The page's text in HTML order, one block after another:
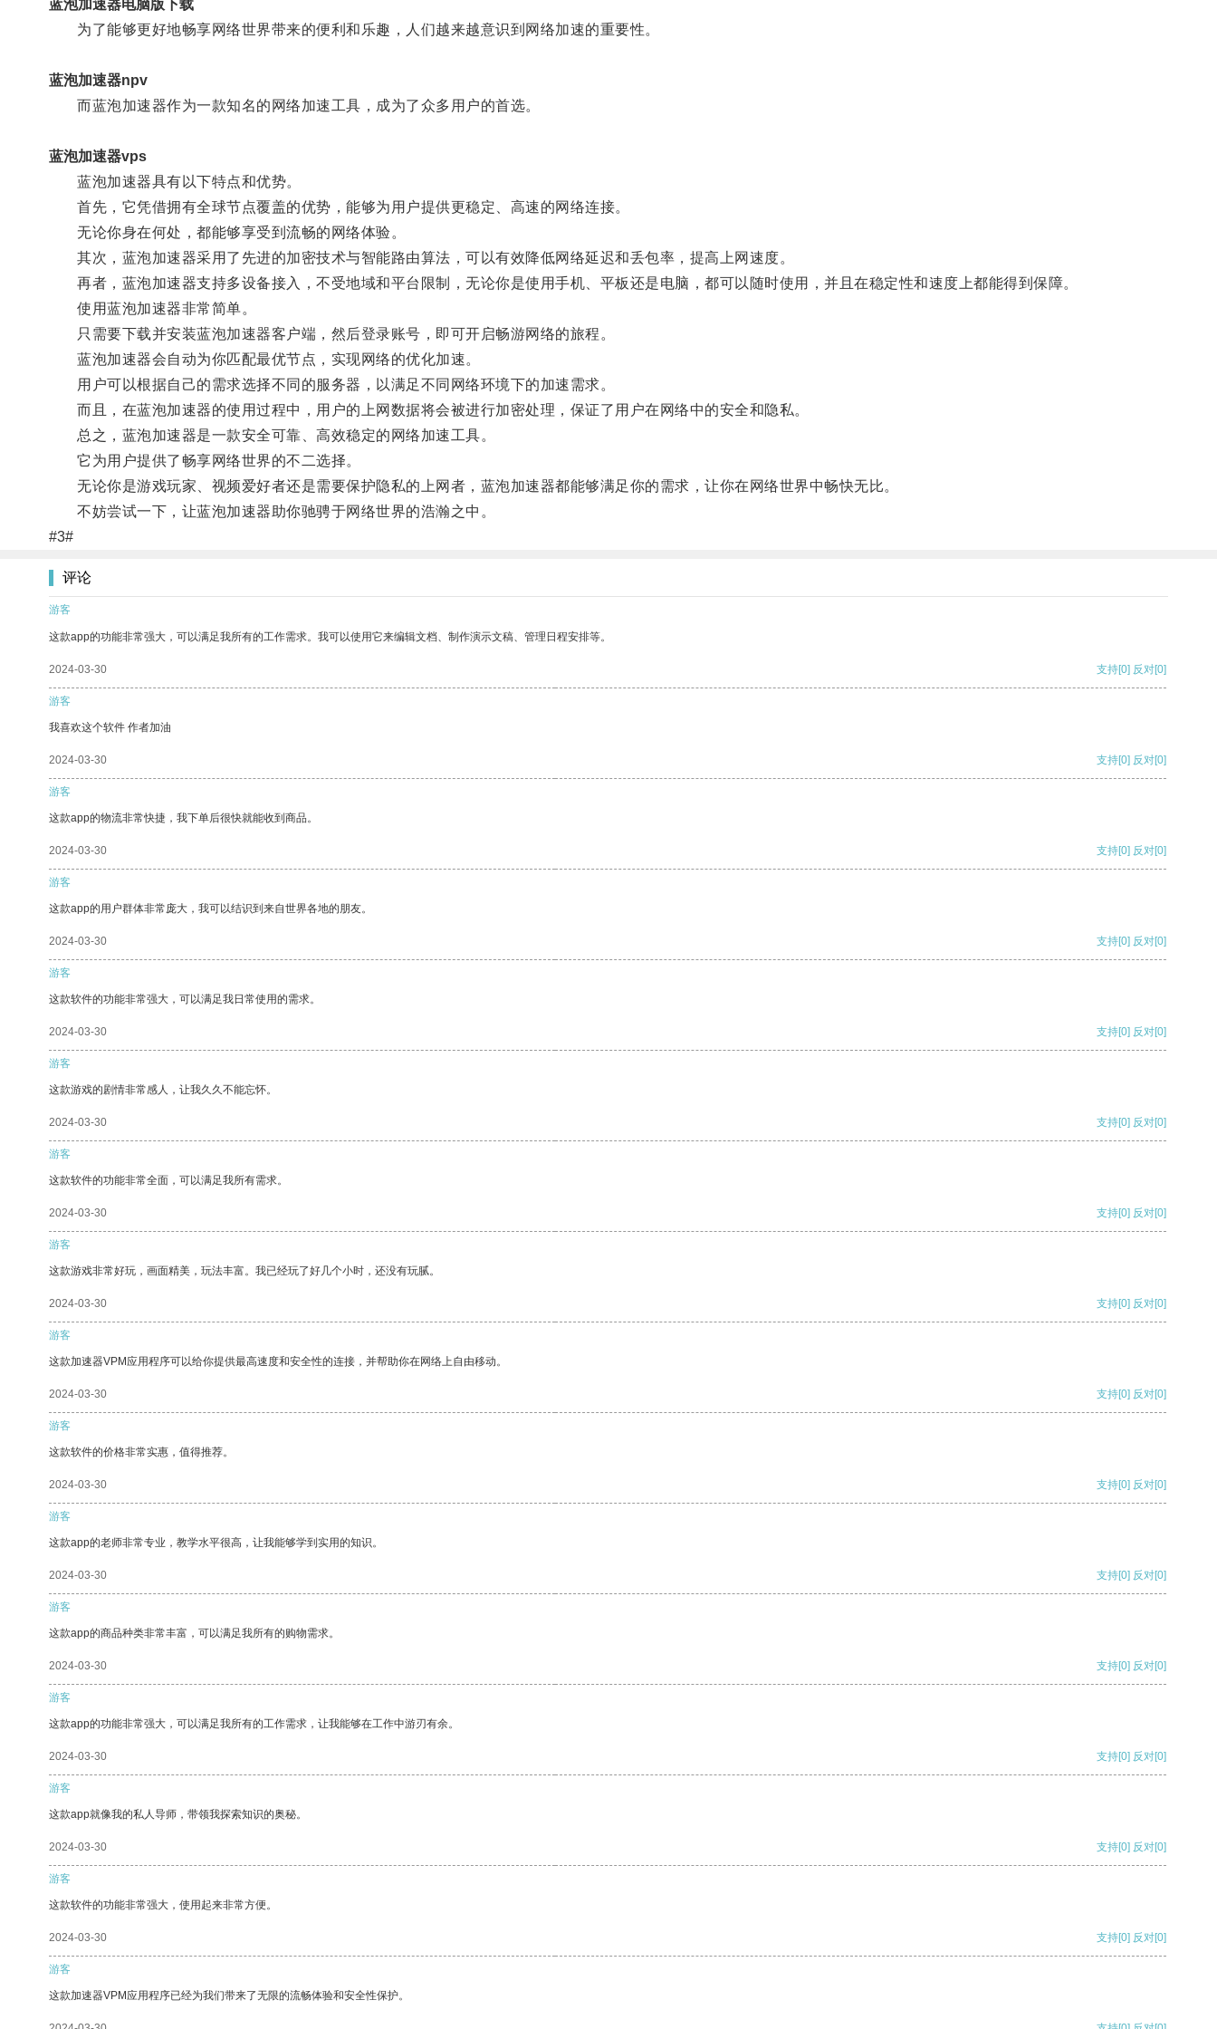
蓝泡加速器电脑版下载
为了能够更好地畅享网络世界带来的便利和乐趣，人们越来越意识到网络加速的重要性。
蓝泡加速器npv
而蓝泡加速器作为一款知名的网络加速工具，成为了众多用户的首选。
蓝泡加速器vps
蓝泡加速器具有以下特点和优势。
首先，它凭借拥有全球节点覆盖的优势，能够为用户提供更稳定、高速的网络连接。
无论你身在何处，都能够享受到流畅的网络体验。
其次，蓝泡加速器采用了先进的加密技术与智能路由算法，可以有效降低网络延迟和丢包率，提高上网速度。
再者，蓝泡加速器支持多设备接入，不受地域和平台限制，无论你是使用手机、平板还是电脑，都可以随时使用，并且在稳定性和速度上都能得到保障。
使用蓝泡加速器非常简单。
只需要下载并安装蓝泡加速器客户端，然后登录账号，即可开启畅游网络的旅程。
蓝泡加速器会自动为你匹配最优节点，实现网络的优化加速。
用户可以根据自己的需求选择不同的服务器，以满足不同网络环境下的加速需求。
而且，在蓝泡加速器的使用过程中，用户的上网数据将会被进行加密处理，保证了用户在网络中的安全和隐私。
总之，蓝泡加速器是一款安全可靠、高效稳定的网络加速工具。
它为用户提供了畅享网络世界的不二选择。
无论你是游戏玩家、视频爱好者还是需要保护隐私的上网者，蓝泡加速器都能够满足你的需求，让你在网络世界中畅快无比。
不妨尝试一下，让蓝泡加速器助你驰骋于网络世界的浩瀚之中。
#3#
评论
游客
这款app的功能非常强大，可以满足我所有的工作需求。我可以使用它来编辑文档、制作演示文稿、管理日程安排等。
2024-03-30 支持[0] 反对[0]
游客
我喜欢这个软件 作者加油
2024-03-30 支持[0] 反对[0]
游客
这款app的物流非常快捷，我下单后很快就能收到商品。
2024-03-30 支持[0] 反对[0]
游客
这款app的用户群体非常庞大，我可以结识到来自世界各地的朋友。
2024-03-30 支持[0] 反对[0]
游客
这款软件的功能非常强大，可以满足我日常使用的需求。
2024-03-30 支持[0] 反对[0]
游客
这款游戏的剧情非常感人，让我久久不能忘怀。
2024-03-30 支持[0] 反对[0]
游客
这款软件的功能非常全面，可以满足我所有需求。
2024-03-30 支持[0] 反对[0]
游客
这款游戏非常好玩，画面精美，玩法丰富。我已经玩了好几个小时，还没有玩腻。
2024-03-30 支持[0] 反对[0]
游客
这款加速器VPM应用程序可以给你提供最高速度和安全性的连接，并帮助你在网络上自由移动。
2024-03-30 支持[0] 反对[0]
游客
这款软件的价格非常实惠，值得推荐。
2024-03-30 支持[0] 反对[0]
游客
这款app的老师非常专业，教学水平很高，让我能够学到实用的知识。
2024-03-30 支持[0] 反对[0]
游客
这款app的商品种类非常丰富，可以满足我所有的购物需求。
2024-03-30 支持[0] 反对[0]
游客
这款app的功能非常强大，可以满足我所有的工作需求，让我能够在工作中游刃有余。
2024-03-30 支持[0] 反对[0]
游客
这款app就像我的私人导师，带领我探索知识的奥秘。
2024-03-30 支持[0] 反对[0]
游客
这款软件的功能非常强大，使用起来非常方便。
2024-03-30 支持[0] 反对[0]
游客
这款加速器VPM应用程序已经为我们带来了无限的流畅体验和安全性保护。